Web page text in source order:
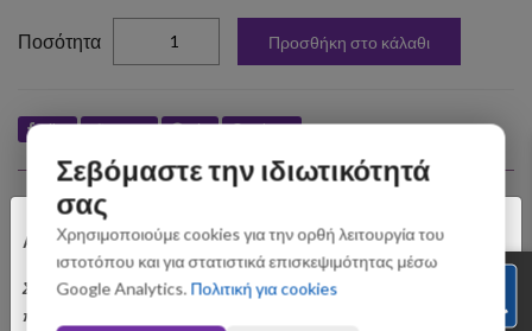
Αγαπητοί Πελάτες
Σας ενημερώνουμε ότι οι παραγγελίες που θα
πραγματοποιηθούν από 3 έως 31 Αυγούστου ενδέχεται να
Ποσότητα Προσθήκη στο κάλαθι
Like Tweet Pin Share
Σεβόμαστε την ιδιωτικότητά
σας
Χρησιμοποιούμε cookies για την ορθή λειτουργία του
ιστοτόπου και για στατιστικά επισκεψιμότητας μέσω
Google Analytics. Πολιτική για cookies